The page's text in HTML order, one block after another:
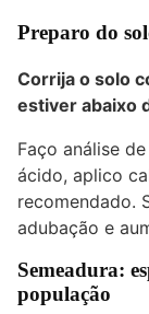
Preparo do
Corrija o solo
estiver abaixo
Faço análise
ácido, aplico
recomendado.
adubação e
Semeadura:
população